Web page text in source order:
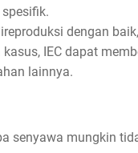
dengan
kasus, IEC dapat
lainnya.
senyawa mungkin